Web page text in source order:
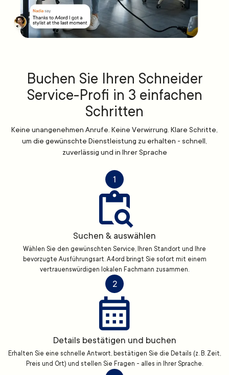
Buchen Sie Ihren Schneider
Service-Profi in 3 einfachen
Schritten
Keine unangenehmen Anrufe. Keine Verwirrung. Klare Schritte,
um die gewünschte Dienstleistung zu erhalten - schnell,
zuverlässig und in Ihrer Sprache
1
Suchen & auswählen
Wählen Sie den gewünschten Service, Ihren Standort und Ihre
bevorzugte Ausführungsart. A4ord bringt Sie sofort mit einem
vertrauenswürdigen lokalen Fachmann zusammen.
2
Details bestätigen und buchen
Erhalten Sie eine schnelle Antwort, bestätigen Sie die Details (z. B. Zeit,
Preis und Ort) und stellen Sie Fragen - alles in Ihrer Sprache.